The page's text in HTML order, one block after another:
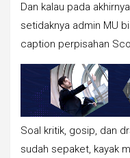
Dan kalau pada
setidaknya admin MU
caption perpisahan
Soal kritik, gosip, dan
sudah sepaket, kayak